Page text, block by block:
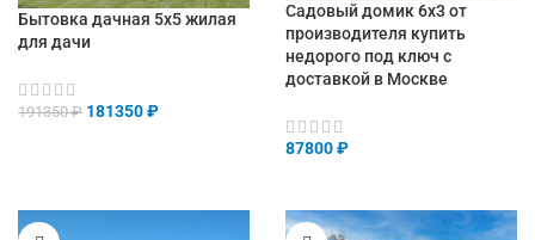
Бытовка дачная 5х5 жилая
для дачи
191350₽ 181350₽
Садовый домик 6х3 от
производителя купить
недорого под ключ с
доставкой в Москве
87800₽